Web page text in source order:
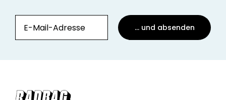
... und absenden